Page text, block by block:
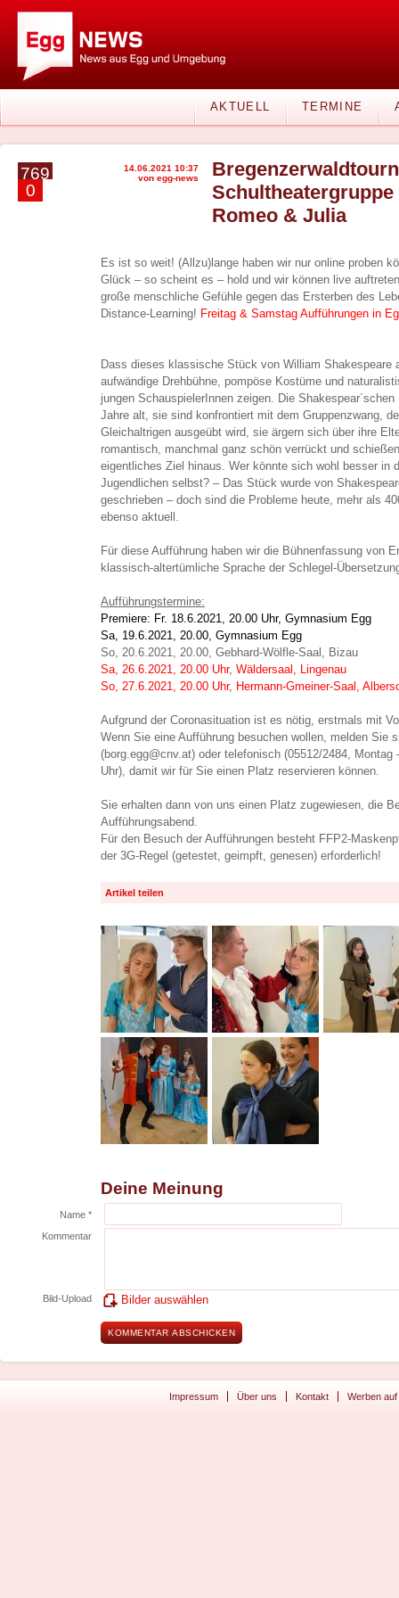
AKTUELL TERMINE
769
0
14.06.2021 10:37
von egg-news
Schultheatergruppe
Romeo & Julia
Es ist so weit! (Allzu)lange haben wir nur online proben
Glück – so scheint es – hold und wir können live
große menschliche Gefühle gegen das Ersterben des
Distance-Learning! Freitag & Samstag Aufführungen in
Dass dieses klassische Stück von William Shakespeare
aufwändige Drehbühne, pompöse Kostüme und
jungen SchauspielerInnen zeigen. Die
Jahre alt, sie sind konfrontiert mit dem Gruppenzwang,
Gleichaltrigen ausgeübt wird, sie ärgern sich über ihre
romantisch, manchmal ganz schön verrückt und
eigentliches Ziel hinaus. Wer könnte sich wohl besser in
Jugendlichen selbst? – Das Stück wurde von
geschrieben – doch sind die Probleme heute, mehr als
ebenso aktuell.
Für diese Aufführung haben wir die Bühnenfassung von
klassisch-altertümliche Sprache der Schlegel-
Aufführungstermine:
Premiere: Fr. 18.6.2021, 20.00 Uhr, Gymnasium Egg
Sa, 19.6.2021, 20.00, Gymnasium Egg
So, 20.6.2021, 20.00, Gebhard-Wölfle-Saal, Bizau
Sa, 26.6.2021, 20.00 Uhr, Wäldersaal, Lingenau
So, 27.6.2021, 20.00 Uhr, Hermann-Gmeiner-Saal,
Aufgrund der Coronasituation ist es nötig, erstmals mit
Wenn Sie eine Aufführung besuchen wollen, melden Sie
(borg.egg@cnv.at) oder telefonisch (05512/2484,
Uhr), damit wir für Sie einen Platz reservieren können.
Sie erhalten dann von uns einen Platz zugewiesen, die
Aufführungsabend.
Für den Besuch der Aufführungen besteht FFP2-
der 3G-Regel (getestet, geimpft, genesen) erforderlich!
Artikel teilen
Deine Meinung
Name *
Kommentar
Bild-Upload Bilder auswählen
Impressum Über uns Kontakt Werben